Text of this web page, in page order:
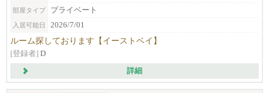
部屋タイプ プライベート
入居可能日 2026/7/01
ルーム探しております【イーストベイ】
[登録者] D
詳細